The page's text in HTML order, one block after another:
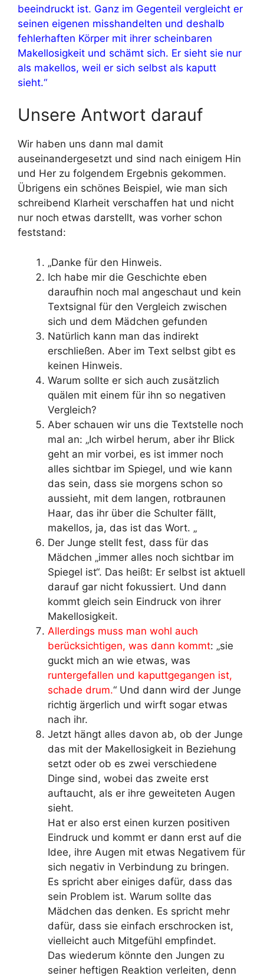
beeindruckt ist. Ganz im Gegenteil vergleicht er
seinen eigenen misshandelten und deshalb
fehlerhaften Körper mit ihrer scheinbaren
Makellosigkeit und schämt sich. Er sieht sie nur
als makellos, weil er sich selbst als kaputt
sieht.“
Unsere Antwort darauf
Wir haben uns dann mal damit
auseinandergesetzt und sind nach einigem Hin
und Her zu folgendem Ergebnis gekommen.
Übrigens ein schönes Beispiel, wie man sich
schreibend Klarheit verschaffen hat und nicht
nur noch etwas darstellt, was vorher schon
feststand:
„Danke für den Hinweis.
Ich habe mir die Geschichte eben
daraufhin noch mal angeschaut und kein
Textsignal für den Vergleich zwischen
sich und dem Mädchen gefunden
Natürlich kann man das indirekt
erschließen. Aber im Text selbst gibt es
keinen Hinweis.
Warum sollte er sich auch zusätzlich
quälen mit einem für ihn so negativen
Vergleich?
Aber schauen wir uns die Textstelle noch
mal an: „Ich wirbel herum, aber ihr Blick
geht an mir vorbei, es ist immer noch
alles sichtbar im Spiegel, und wie kann
das sein, dass sie morgens schon so
aussieht, mit dem langen, rotbraunen
Haar, das ihr über die Schulter fällt,
makellos, ja, das ist das Wort. „
Der Junge stellt fest, dass für das
Mädchen „immer alles noch sichtbar im
Spiegel ist“. Das heißt: Er selbst ist aktuell
darauf gar nicht fokussiert. Und dann
kommt gleich sein Eindruck von ihrer
Makellosigkeit.
Allerdings muss man wohl auch
berücksichtigen, was dann kommt: „sie
guckt mich an wie etwas, was
runtergefallen und kaputtgegangen ist,
schade drum.“ Und dann wird der Junge
richtig ärgerlich und wirft sogar etwas
nach ihr.
Jetzt hängt alles davon ab, ob der Junge
das mit der Makellosigkeit in Beziehung
setzt oder ob es zwei verschiedene
Dinge sind, wobei das zweite erst
auftaucht, als er ihre geweiteten Augen
sieht.
Hat er also erst einen kurzen positiven
Eindruck und kommt er dann erst auf die
Idee, ihre Augen mit etwas Negativem für
sich negativ in Verbindung zu bringen.
Es spricht aber einiges dafür, dass das
sein Problem ist. Warum sollte das
Mädchen das denken. Es spricht mehr
dafür, dass sie einfach erschrocken ist,
vielleicht auch Mitgefühl empfindet.
Das wiederum könnte den Jungen zu
seiner heftigen Reaktion verleiten, denn